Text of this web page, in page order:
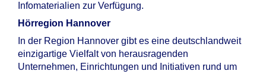
Infomaterialien zur Verfügung.
Hörregion Hannover
In der Region Hannover gibt es eine deutschlandweit
einzigartige Vielfalt von herausragenden
Unternehmen, Einrichtungen und Initiativen rund um